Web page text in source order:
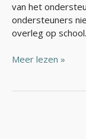
van het
ondersteuners
overleg op school.
Meer lezen »